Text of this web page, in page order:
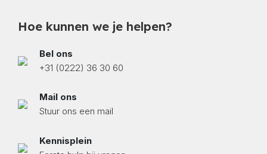
Hoe kunnen we je helpen?
Bel ons
+31 (0222) 36 30 60
Mail ons
Stuur ons een mail
Kennisplein